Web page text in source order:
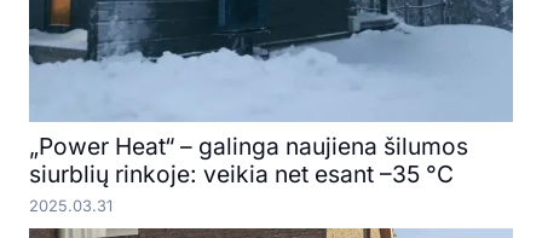
„Power Heat“ – galinga naujiena šilumos
siurblių rinkoje: veikia net esant –35 °C
2025.03.31